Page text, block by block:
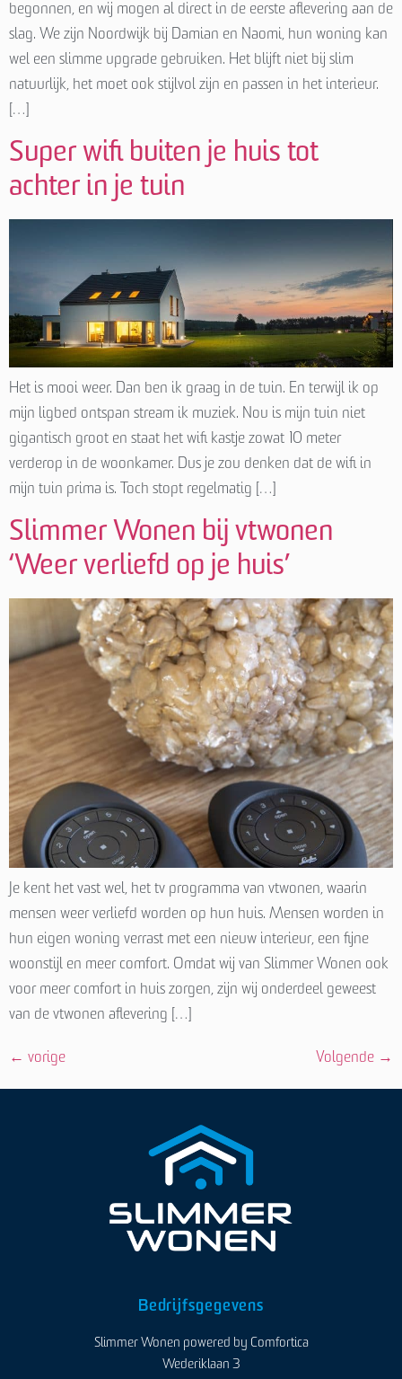
begonnen, en wij mogen al direct in de eerste aflevering aan de
slag. We zijn Noordwijk bij Damian en Naomi, hun woning kan
wel een slimme upgrade gebruiken. Het blijft niet bij slim
natuurlijk, het moet ook stijlvol zijn en passen in het interieur.
[…]
Super wifi buiten je huis tot
achter in je tuin
Het is mooi weer. Dan ben ik graag in de tuin. En terwijl ik op
mijn ligbed ontspan stream ik muziek. Nou is mijn tuin niet
gigantisch groot en staat het wifi kastje zowat 10 meter
verderop in de woonkamer. Dus je zou denken dat de wifi in
mijn tuin prima is. Toch stopt regelmatig […]
Slimmer Wonen bij vtwonen
‘Weer verliefd op je huis’
Je kent het vast wel, het tv programma van vtwonen, waarin
mensen weer verliefd worden op hun huis. Mensen worden in
hun eigen woning verrast met een nieuw interieur, een fijne
woonstijl en meer comfort. Omdat wij van Slimmer Wonen ook
voor meer comfort in huis zorgen, zijn wij onderdeel geweest
van de vtwonen aflevering […]
← vorige Volgende →
Bedrijfsgegevens
Slimmer Wonen powered by Comfortica
Wederiklaan 3